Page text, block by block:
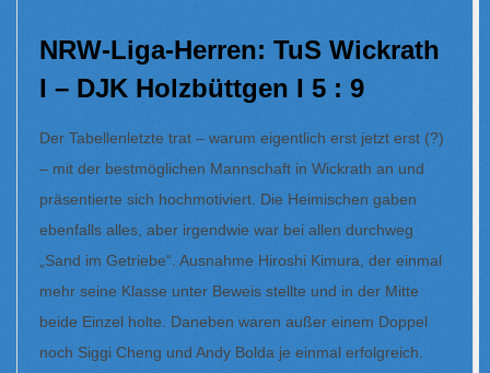
NRW-Liga-Herren: TuS Wickrath
I – DJK Holzbüttgen I 5 : 9
Der Tabellenletzte trat – warum eigentlich erst jetzt erst (?)
– mit der bestmöglichen Mannschaft in Wickrath an und
präsentierte sich hochmotiviert. Die Heimischen gaben
ebenfalls alles, aber irgendwie war bei allen durchweg
„Sand im Getriebe“. Ausnahme Hiroshi Kimura, der einmal
mehr seine Klasse unter Beweis stellte und in der Mitte
beide Einzel holte. Daneben waren außer einem Doppel
noch Siggi Cheng und Andy Bolda je einmal erfolgreich.